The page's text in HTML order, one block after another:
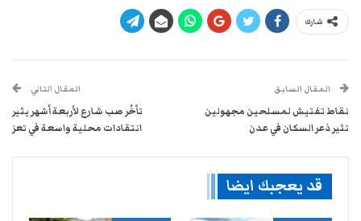
شارك
المقال السابق
نقاط تفتيش لمسلحين مجهولين
تثير ذعر السكان في عدن
المقال التالي
تأخُر صب شارع لأربعة أشهر يثير
انتقادات محلية واسعة في تعز
قد يعجبك ايضا